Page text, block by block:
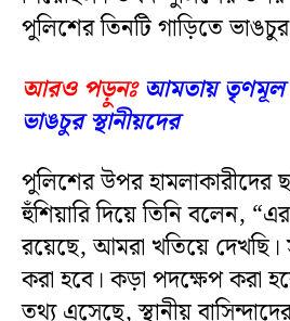
পুলিশের তিনটি গাড়িতে
আরও পড়ুনঃ আমতায় তৃণমূল
ভাঙচুর স্থানীয়দের
পুলিশের উপর হামলাকারীদের
হুঁশিয়ারি দিয়ে তিনি বলেন,
রয়েছে, আমরা খতিয়ে দেখছি।
করা হবে। কড়া পদক্ষেপ করা
তথ্য এসেছে, স্থানীয়